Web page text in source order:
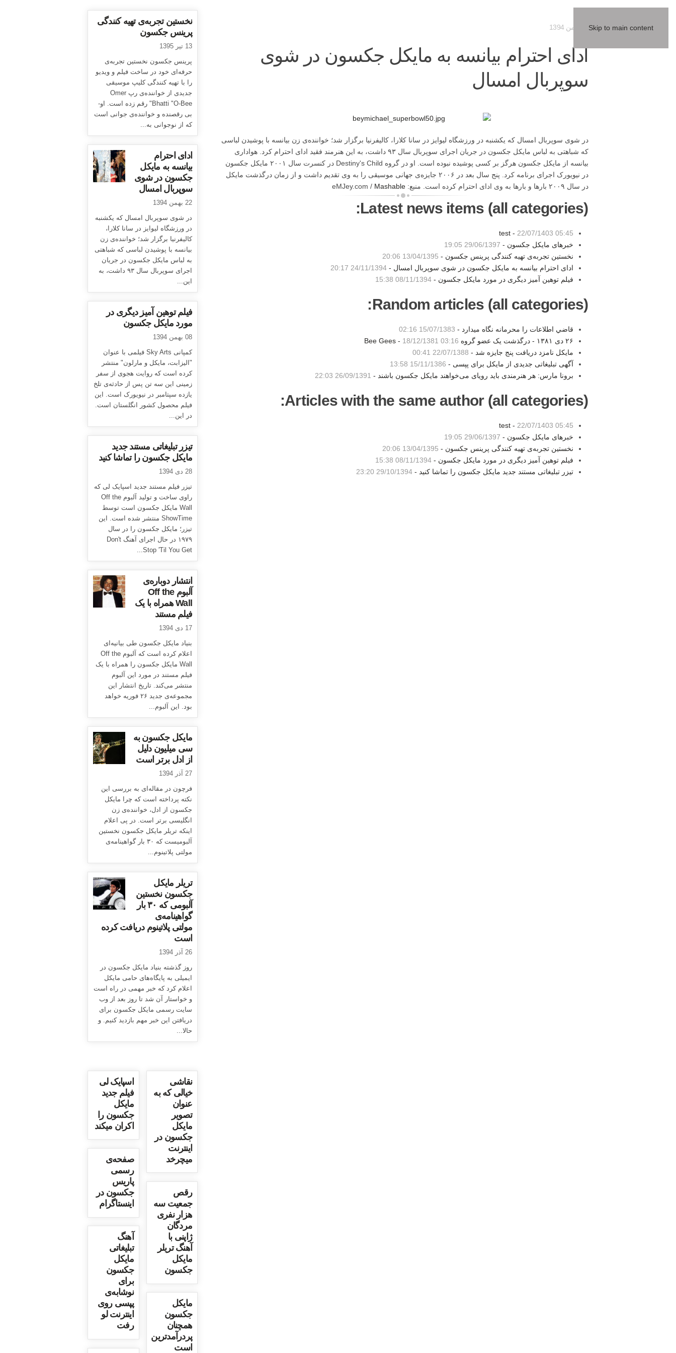
Skip to main content
ادای احترام بیانسه به مایکل جکسون در شوی
سوپربال امسال
در شوی سوپربال امسال که یکشنبه در ورزشگاه لیوایز در سانا کلارا، کالیفرنیا برگزار شد؛ خواننده‌ی زن بیانسه با پوشیدن لباسی
که شباهتی به لباس مایکل جکسون در جریان اجرای سوپربال سال ۹۳ داشت، به این هنرمند فقید ادای احترام کرد. هواداری
بیانسه از مایکل جکسون هرگز بر کسی پوشیده نبوده است. او در گروه Destiny's Child در کنسرت سال ۲۰۰۱ مایکل جکسون
در نیویورک اجرای برنامه کرد. پنج سال بعد در ۲۰۰۶ جایزه‌ی جهانی موسیقی را به وی تقدیم داشت و از زمان درگذشت مایکل
در سال ۲۰۰۹ بارها و بارها به وی ادای احترام کرده است. منبع: eMJey.com /
Mashable
Latest news items (all categories):
test - 22/07/1403 05:45
خبرهای مایکل جکسون - 29/06/1397 19:05
نخستین تجربه‌ی تهیه کنندگی پرینس جکسون - 13/04/1395 20:06
ادای احترام بیانسه به مایکل جکسون در شوی سوپربال امسال -24/11/1394 20:17
فیلم توهین آمیز دیگری در مورد مایکل جکسون -08/11/1394 15:38
Random articles (all categories):
قاضي اطلاعات را محرمانه نگاه ميدارد - 15/07/1383 02:16
۲۶ دی ۱۳۸۱ - درگذشت یک عضو گروه Bee Gees -
18/12/1381 03:16
مایکل نامزد دریافت پنج جایزه شد - 22/07/1388 00:41
آگهی تبلیغاتی جدیدی از مایکل برای پپسی - 15/11/1386 13:58
برونا مارس: هر هنرمندی باید رویای می‌خواهند مایکل جکسون باشند - 26/09/1391 22:03
Articles with the same author (all categories):
test - 22/07/1403 05:45
خبرهای مایکل جکسون - 29/06/1397 19:05
نخستین تجربه‌ی تهیه کنندگی پرینس جکسون - 13/04/1395 20:06
فیلم توهین آمیز دیگری در مورد مایکل جکسون -08/11/1394 15:38
تیزر تبلیغاتی مستند جدید مایکل جکسون را تماشا کنید -29/10/1394 23:20
نخستین تجربه‌ی تهیه کنندگی
پرینس جکسون
13 تیر 1395
پرینس جکسون نخستین تجربه‌ی
حرفه‌ای خود در ساخت فیلم و ویدیو
را با تهیه کنندگی کلیپ موسیقی
جدیدی از خواننده‌ی رپ Omer
Bhatti "O-Bee" رقم زده است. او-
بی رقصنده و خواننده‌ی جوانی است
که از نوجوانی به...
ادای احترام
بیانسه به مایکل
جکسون در شوی
سوپربال امسال
22 بهمن 1394
در شوی سوپربال امسال که یکشنبه
در ورزشگاه لیوایز در سانا کلارا،
کالیفرنیا برگزار شد؛ خواننده‌ی زن
بیانسه با پوشیدن لباسی که شباهتی
به لباس مایکل جکسون در جریان
اجرای سوپربال سال ۹۳ داشت، به
این...
فیلم توهین آمیز دیگری در
مورد مایکل جکسون
08 بهمن 1394
کمپانی Sky Arts فیلمی با عنوان
"الیزابت، مایکل و مارلون" منتشر
کرده است که روایت هجوی از سفر
زمینی این سه تن پس از حادثه‌ی تلخ
یازده سپتامبر در نیویورک است. این
فیلم محصول کشور انگلستان است.
در این...
تیزر تبلیغاتی مستند جدید
مایکل جکسون را تماشا کنید
28 دی 1394
تیزر فیلم مستند جدید اسپایک لی که
راوی ساخت و تولید آلبوم Off the
Wall مایکل جکسون است توسط
ShowTime منتشر شده است. این
تیزر؛ مایکل جکسون را در سال
۱۹۷۹ در حال اجرای آهنگ Don't
Stop 'Til You Get...
انتشار دوباره‌ی
آلبوم Off the
Wall همراه با یک
فیلم مستند
17 دی 1394
بنیاد مایکل جکسون طی بیانیه‌ای
اعلام کرده است که آلبوم Off the
Wall مایکل جکسون را همراه با یک
فیلم مستند در مورد این آلبوم
منتشر می‌کند. تاریخ انتشار این
مجموعه‌ی جدید ۲۶ فوریه خواهد
بود. این آلبوم...
مایکل جکسون به
سی میلیون دلیل
از ادل برتر است
27 آذر 1394
فرچون در مقاله‌ای به بررسی این
نکته پرداخته است که چرا مایکل
جکسون از ادل، خواننده‌ی زن
انگلیسی برتر است. در پی اعلام
اینکه تریلر مایکل جکسون نخستین
آلبومیست که ۳۰ بار گواهینامه‌ی
مولتی پلاتینوم...
تریلر مایکل
جکسون نخستین
آلبومی که ۳۰ بار
گواهینامه‌ی
مولتی پلاتینوم دریافت کرده
است
26 آذر 1394
روز گذشته بنیاد مایکل جکسون در
ایمیلی به پایگاه‌های حامی مایکل
اعلام کرد که خبر مهمی در راه است
و خواستار آن شد تا روز بعد از وب
سایت رسمی مایکل جکسون برای
دریافتن این خبر مهم بازدید کنیم. و
حالا...
اسپایک لی
فیلم جدید
مایکل
جکسون را
اکران میکند
نقاشی
خیالی که به
عنوان
تصویر
مایکل
جکسون در
اینترنت
میچرخد
صفحه‌ی
رسمی
پاریس
جکسون در
اینستاگرام
رقص
جمعیت سه
هزار نفری
مردگان
ژاپنی با
آهنگ تریلر
مایکل
جکسون
آهنگ
تبلیغاتی
مایکل
جکسون
برای
نوشابه‌ی
پپسی روی
اینترنت لو
رفت
مایکل
جکسون
همچنان
پردرآمدترین
است